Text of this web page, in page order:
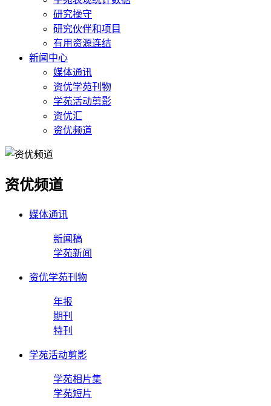
研究操守
研究伙伴和项目
有用资源连结
新闻中心
媒体通讯
资优学苑刊物
学苑活动剪影
资优汇
资优频道
资优频道
媒体通讯
新闻稿
学苑新闻
资优学苑刊物
年报
期刊
特刊
学苑活动剪影
学苑相片集
学苑短片